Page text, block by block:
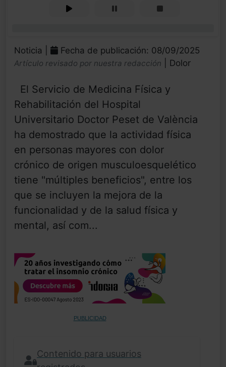
Noticia | Fecha de publicación: 08/09/2025
Artículo revisado por nuestra redacción | Dolor
El Servicio de Medicina Física y
Rehabilitación del Hospital
Universitario Doctor Peset de València
ha demostrado que la actividad física
en personas mayores con dolor
crónico de origen musculoesquelético
tiene "múltiples beneficios", entre los
que se incluyen la mejora de la
funcionalidad y de la salud física y
mental, así com...
PUBLICIDAD
Contenido para usuarios